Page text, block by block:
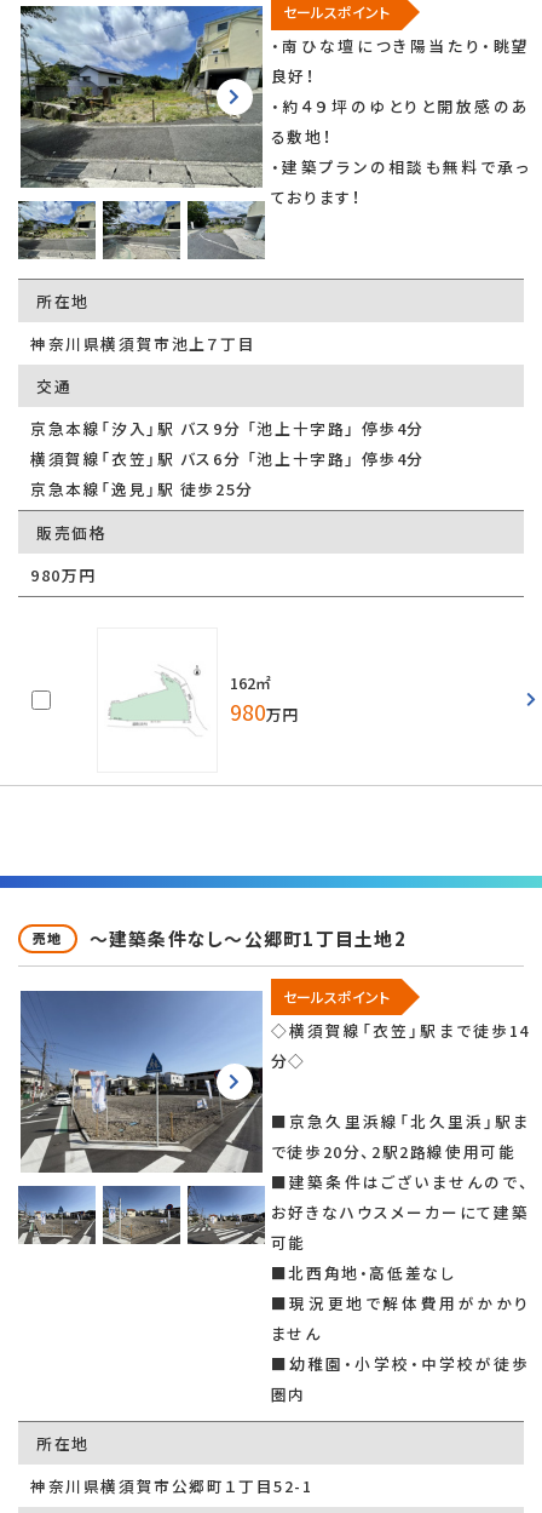
セールスポイント
・南ひな壇につき陽当たり・眺望
良好！
・約４９坪のゆとりと開放感のあ
る敷地！
・建築プランの相談も無料で承っ
ております！
所在地
神奈川県横須賀市池上７丁目
交通
京急本線「汐入」駅 バス9分 「池上十字路」 停歩4分
横須賀線「衣笠」駅 バス6分 「池上十字路」 停歩4分
京急本線「逸見」駅 徒歩25分
販売価格
980万円
162㎡
980万円
売地 ～建築条件なし～公郷町1丁目土地2
セールスポイント
◇横須賀線「衣笠」駅まで徒歩14
分◇
■京急久里浜線「北久里浜」駅ま
で徒歩20分、2駅2路線使用可能
■建築条件はございませんので、
お好きなハウスメーカーにて建築
可能
■北西角地・高低差なし
■現況更地で解体費用がかかり
ません
■幼稚園・小学校・中学校が徒歩
圏内
所在地
神奈川県横須賀市公郷町１丁目52-1